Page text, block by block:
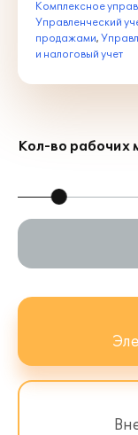
Комплексное
Управленческий
продажами,
и налоговый учет
Кол-во рабочих